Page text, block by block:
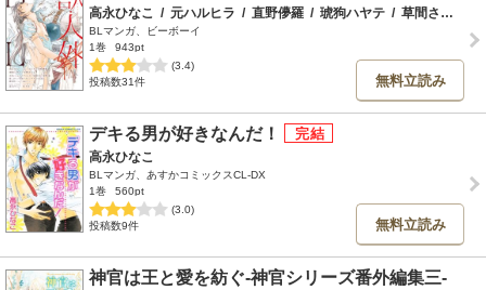
高永ひなこ / 元ハルヒラ / 直野儚羅 / 琥狗ハヤテ / 草間さかえ
BLマンガ、ビーボーイ
1巻
943pt
(3.4)
投稿数31件
無料立読み
デキる男が好きなんだ！
高永ひなこ
BLマンガ、あすかコミックスCL-DX
1巻
560pt
(3.0)
投稿数9件
無料立読み
神官は王と愛を紡ぐ-神官シリーズ番外編集三-